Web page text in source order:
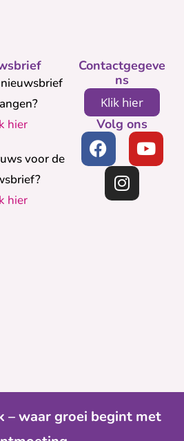
hier
voor de
hier
Contactgegeve
ns
Klik hier
Volg ons
– waar groei begint met